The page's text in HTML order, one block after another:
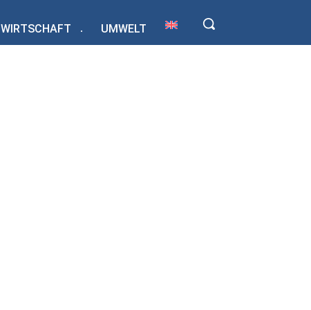
WIRTSCHAFT UMWELT